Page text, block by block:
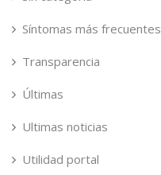
Síntomas más frecuentes
Transparencia
Últimas
Ultimas noticias
Utilidad portal